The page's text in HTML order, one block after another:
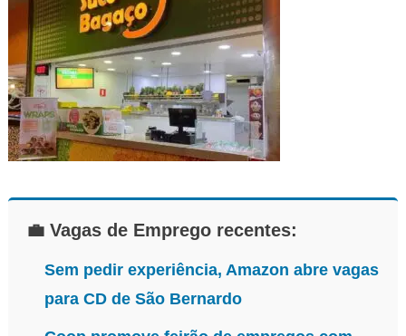
sao-
bernardo
💼 Vagas de Emprego recentes:
Sem pedir experiência, Amazon abre vagas
para CD de São Bernardo